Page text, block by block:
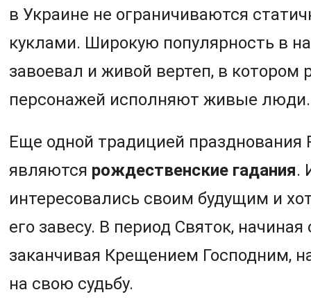
в Украине не ограничиваются
куклами. Широкую популярность в
завоевал и живой вертеп, в котором
персонажей исполняют живые люди.
Еще одной традицией празднования
являются рождественские гадания.
интересовались своим будущим и
его завесу. В период Святок,
заканчивая Крещением Господним,
на свою судьбу.